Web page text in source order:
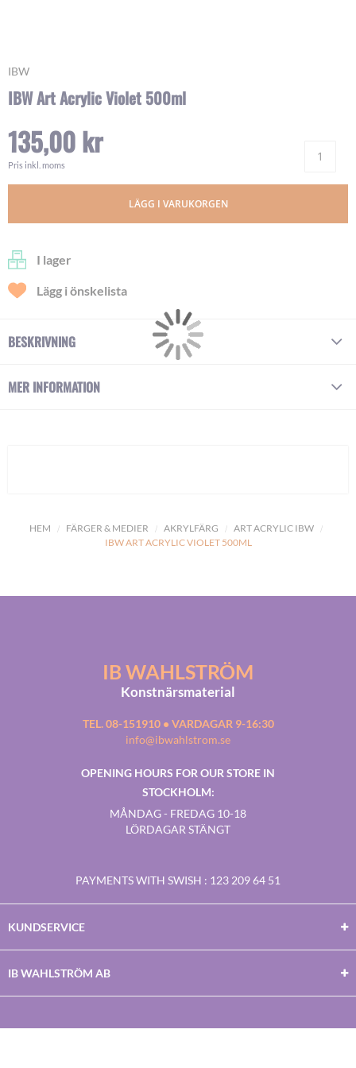
HEM FÄRGER & MEDIER AKRYLFÄRG
ART ACRYLIC IBW
IBW ART ACRYLIC VIOLET 500ML
IBW
IBW Art Acrylic Violet 500ml
135,00 kr
Pris inkl. moms
LÄGG I VARUKORGEN
I lager
Lägg i önskelista
Skip
the
of
the
images
BESKRIVNING
MER INFORMATION
IB WAHLSTRÖM
Konstnärsmaterial
TEL. 08-151910 • VARDAGAR 9-16:30
info@ibwahlstrom.se
OPENING HOURS FOR OUR STORE IN
STOCKHOLM:
MÅNDAG - FREDAG 10-18
LÖRDAGAR STÄNGT
PAYMENTS WITH SWISH : 123 209 64 51
KUNDSERVICE
IB WAHLSTRÖM AB
Facebook
TwitterYoutubeInstagram